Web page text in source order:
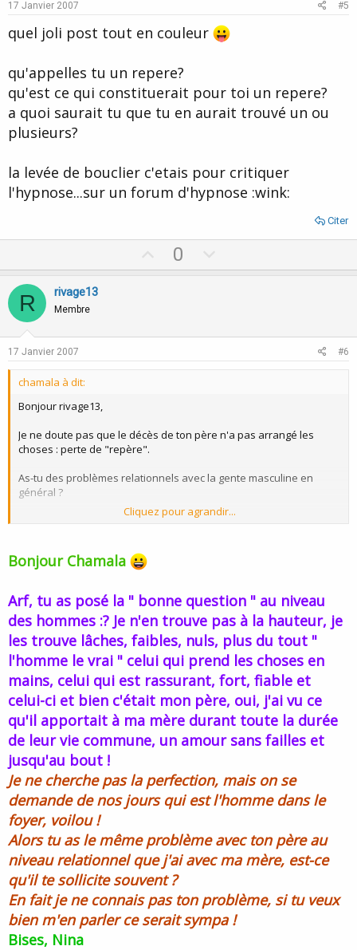
t
e
17 Janvier 2007 #5
quel joli post tout en couleur
qu'appelles tu un repere?
qu'est ce qui constituerait pour toi un repere?
a quoi saurait tu que tu en aurait trouvé un ou
plusieurs?
la levée de bouclier c'etais pour critiquer
l'hypnose...sur un forum d'hypnose :wink:
Citer
p
0
o
R rivage13
Membre
17 Janvier 2007 #6
chamala à dit:
Bonjour rivage13,
Je ne doute pas que le décès de ton père n'a pas arrangé les
choses : perte de "repère".
As-tu des problèmes relationnels avec la gente masculine en
général ?
En ce qui concerne ton problème avec ta mère, je vis la même
plus, si les choses doivent se réaliser elles se feront...
Cliquez pour agrandir...
Bonjour Chamala
Arf, tu as posé la " bonne question " au niveau
des hommes :? Je n'en trouve pas à la hauteur, je
les trouve lâches, faibles, nuls, plus du tout "
l'homme le vrai " celui qui prend les choses en
mains, celui qui est rassurant, fort, fiable et
celui-ci et bien c'était mon père, oui, j'ai vu ce
qu'il apportait à ma mère durant toute la durée
de leur vie commune, un amour sans failles et
jusqu'au bout !
Je ne cherche pas la perfection, mais on se
demande de nos jours qui est l'homme dans le
foyer, voilou !
Alors tu as le même problème avec ton père au
niveau relationnel que j'ai avec ma mère, est-ce
qu'il te sollicite souvent ?
En fait je ne connais pas ton problème, si tu veux
bien m'en parler ce serait sympa !
Bises, Nina